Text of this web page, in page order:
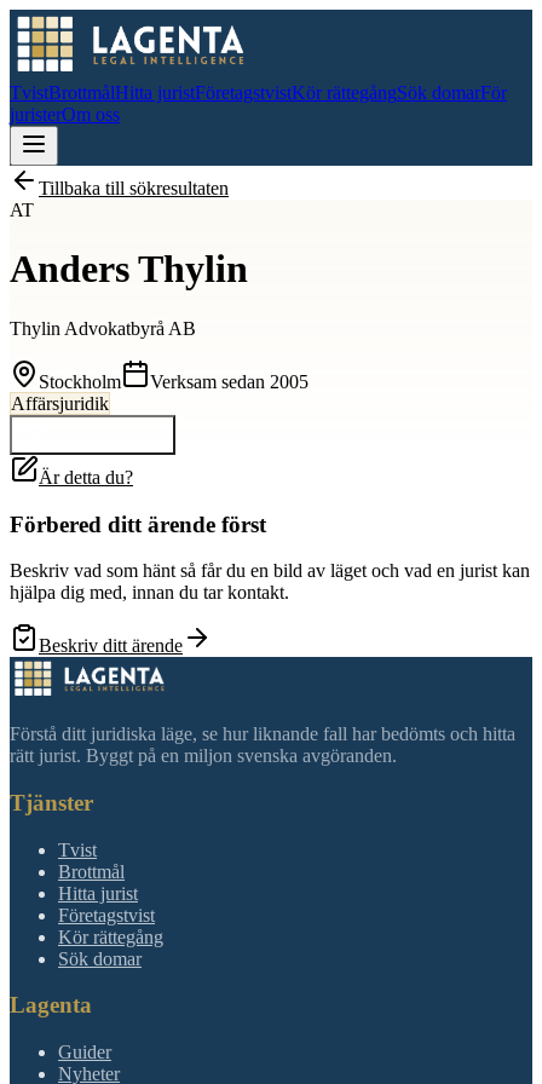
TvistBrottmålHitta juristFöretagstvistKör rättegångSök domarFör
juristerOm oss
Tillbaka till sökresultaten
AT
Anders Thylin
Thylin Advokatbyrå AB
Stockholm Verksam sedan 2005
Affärsjuridik
Är detta du?
Förbered ditt ärende först
Beskriv vad som hänt så får du en bild av läget och vad en jurist kan
hjälpa dig med, innan du tar kontakt.
Beskriv ditt ärende
Förstå ditt juridiska läge, se hur liknande fall har bedömts och hitta
rätt jurist. Byggt på en miljon svenska avgöranden.
Tjänster
Tvist
Brottmål
Hitta jurist
Företagstvist
Kör rättegång
Sök domar
Lagenta
Guider
Nyheter